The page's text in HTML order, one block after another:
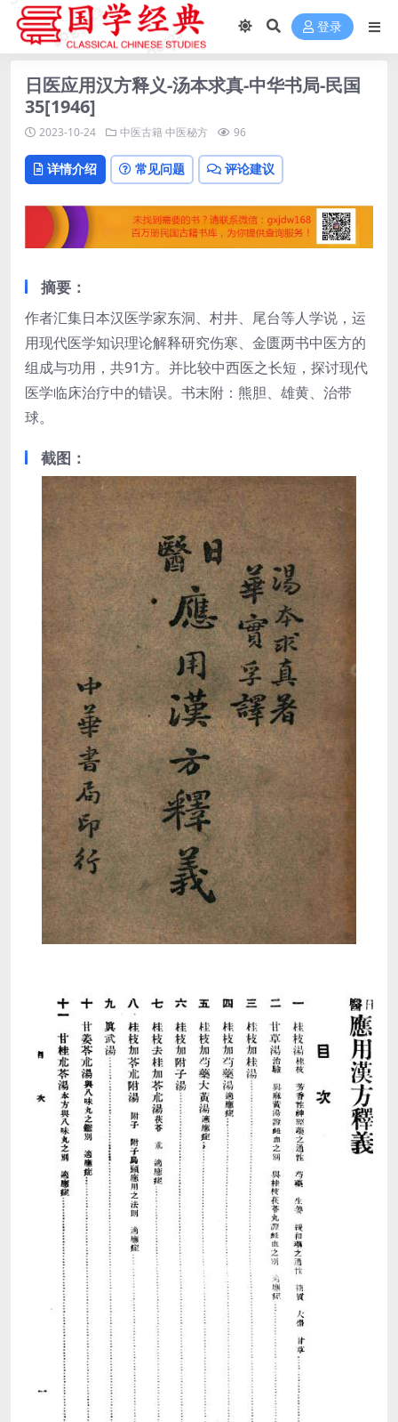
登录
日医应用汉方释义-汤本求真-中华书局-民国
35[1946]
2023-10-24 中医古籍 中医秘方 96
详情介绍 常见问题 评论建议
摘要：
作者汇集日本汉医学家东洞、村井、尾台等人学说，运
用现代医学知识理论解释研究伤寒、金匮两书中医方的
组成与功用，共91方。并比较中西医之长短，探讨现代
医学临床治疗中的错误。书末附：熊胆、雄黄、治带
球。
截图：